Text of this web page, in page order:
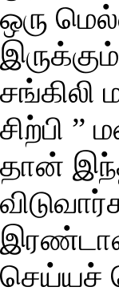
ஒரு
சங்கிலி
சிற்பி
தான்
செய்யச்